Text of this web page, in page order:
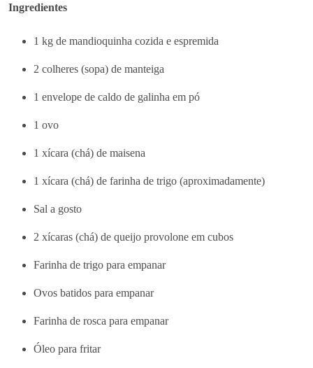
Ingredientes
1 kg de mandioquinha cozida e espremida
2 colheres (sopa) de manteiga
1 envelope de caldo de galinha em pó
1 ovo
1 xícara (chá) de maisena
1 xícara (chá) de farinha de trigo (aproximadamente)
Sal a gosto
2 xícaras (chá) de queijo provolone em cubos
Farinha de trigo para empanar
Ovos batidos para empanar
Farinha de rosca para empanar
Óleo para fritar